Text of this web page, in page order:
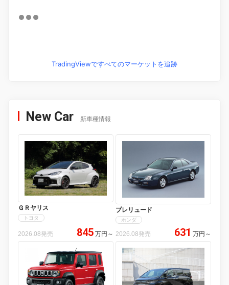
TradingViewですべてのマーケットを追跡
New Car 新車種情報
ＧＲヤリス
トヨタ
2026.08発売 845 万円 ～
プレリュード
ホンダ
2026.08発売 631 万円 ～